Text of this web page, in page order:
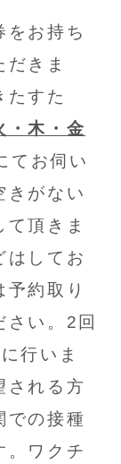
をお持ち
きま
たすた
・木・金
てお伺い
きがない
頂きま
はしてお
予約取り
さい。2回
行いま
される方
での接種
。ワクチ